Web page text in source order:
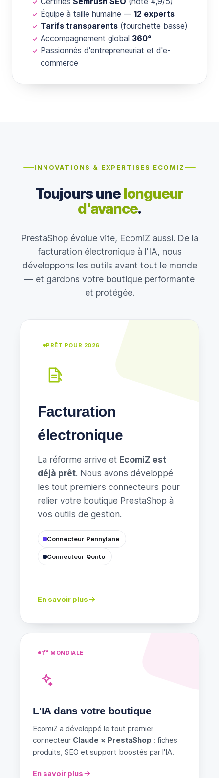
Équipe à taille humaine — 12 experts
Tarifs transparents (fourchette basse)
Accompagnement global 360°
Passionnés d'entrepreneuriat et d'e-
commerce
INNOVATIONS & EXPERTISES ECOMIZ
Toujours unelongueur
d'avance.
PrestaShop évolue vite, EcomiZ aussi. De la
facturation électronique à l'IA, nous
développons les outils avant tout le monde
— et gardons votre boutique performante
et protégée.
PRÊT POUR 2026
Facturation
électronique
La réforme arrive et EcomiZ est
déjà prêt. Nous avons développé
les tout premiers connecteurs pour
relier votre boutique PrestaShop à
vos outils de gestion.
Connecteur Pennylane
Connecteur Qonto
En savoir plus
1ʳᵉ MONDIALE
L'IA dans votre boutique
EcomiZ a développé le tout premier
connecteur Claude × PrestaShop : fiches
produits, SEO et support boostés par l'IA.
En savoir plus